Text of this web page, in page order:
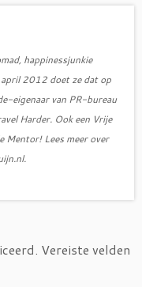
happinessjunkie
2012 doet ze dat op
eigenaar van PR-bureau
Harder. Ook een Vrije
Mentor! Lees meer over
Vereiste velden